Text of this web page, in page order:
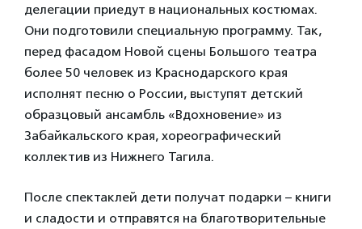
делегации приедут в национальных костюмах.
Они подготовили специальную программу. Так,
перед фасадом Новой сцены Большого театра
более 50 человек из Краснодарского края
исполнят песню о России, выступят детский
образцовый ансамбль «Вдохновение» из
Забайкальского края, хореографический
коллектив из Нижнего Тагила.
После спектаклей дети получат подарки – книги
и сладости и отправятся на благотворительные